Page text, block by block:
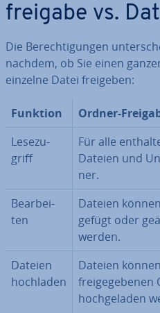
frei­ga­be vs.
Die Be­rech­ti­gun­gen
nachdem, ob Sie einen
einzelne Datei freigeben:
Funktion Ordner-
Le­se­zu­
griff
Für alle
Dateien und
ner.
Be­ar­bei­
ten
Dateien
ge­fügt oder
werden.
Dateien
hochladen
Dateien
frei­ge­ge­be­nen
hoch­ge­la­den